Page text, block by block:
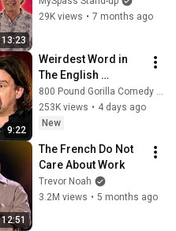
13:23
Allstars -
29K views • 7 months ago
9:22
Weirdest Word in
The English
Language | ISMO |
Hello
253K views • 4 days ago
New
12:51
The French Do Not
Care About Work
Trevor Noah
3.2M views • 5 months ago